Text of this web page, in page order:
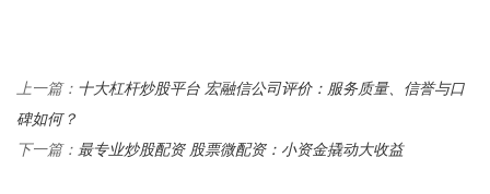
上一篇： 十大杠杆炒股平台 宏融信公司评价：服务质量、信誉与口
碑如何？
下一篇： 最专业炒股配资 股票微配资：小资金撬动大收益